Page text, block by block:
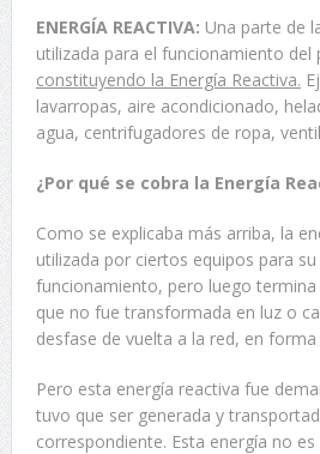
ENERGÍA REACTIVA: Una parte de
utilizada para el funcionamiento
constituyendo la Energía Reactiva.
lavarropas, aire acondicionado,
agua, centrifugadores de ropa,
¿Por qué se cobra la Energía
Como se explicaba más arriba, la
utilizada por ciertos equipos para
funcionamiento, pero luego
que no fue transformada en luz o
desfase de vuelta a la red, en forma
Pero esta energía reactiva fue
tuvo que ser generada y
correspondiente. Esta energía no